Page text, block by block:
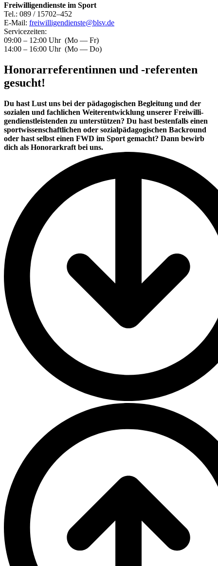
Frei­wil­li­gen­dienste im Sport
Tel.: 089 / 15702–452
E‑Mail: freiwilligendienste@​blsv.​de
Ser­vice­zei­ten:
09:00 – 12:00 Uhr (Mo — Fr)
14:00 – 16:00 Uhr (Mo — Do)
Hono­rar­re­fe­ren­tin­nen und ‑refe­ren­ten
gesucht!
Du hast Lust uns bei der päd­ago­gi­schen Beglei­tung und der
sozia­len und fach­li­chen Wei­ter­ent­wick­lung unse­rer Frei­wil­li­
gen­dienst­leis­ten­den zu unter­stüt­zen? Du hast bes­ten­falls einen
sport­wis­sen­schaft­li­chen oder sozi­al­päd­ago­gi­schen Back­round
oder hast selbst einen FWD im Sport gemacht? Dann bewirb
dich als Hono­rar­kraft bei uns.